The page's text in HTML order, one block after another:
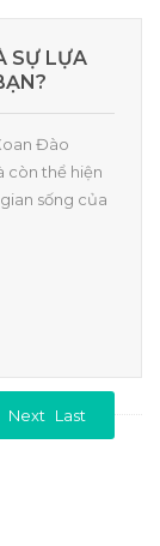
SỰ LỰA
Đào
còn thể hiện
sống của
Next Last